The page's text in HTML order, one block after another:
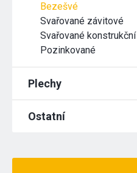
Bezešvé
Svařované závitové
Svařované konstrukční
Pozinkované
Plechy
Ostatní